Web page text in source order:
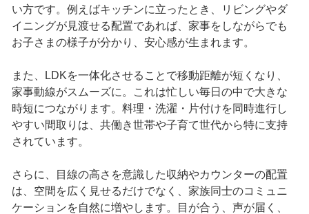
い方です。例えばキッチンに立ったとき、リビングやダ
イニングが見渡せる配置であれば、家事をしながらでも
お子さまの様子が分かり、安心感が生まれます。
また、LDKを一体化させることで移動距離が短くなり、
家事動線がスムーズに。これは忙しい毎日の中で大きな
時短につながります。料理・洗濯・片付けを同時進行し
やすい間取りは、共働き世帯や子育て世代から特に支持
されています。
さらに、目線の高さを意識した収納やカウンターの配置
は、空間を広く見せるだけでなく、家族同士のコミュニ
ケーションを自然に増やします。目が合う、声が届く、